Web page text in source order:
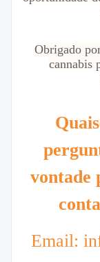
Obrigado
cannabis
vontade
Email: